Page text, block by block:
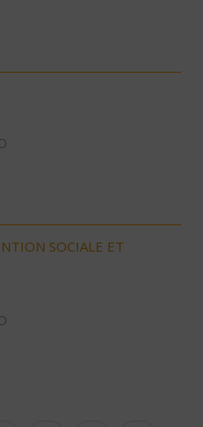
SOCIALE ET